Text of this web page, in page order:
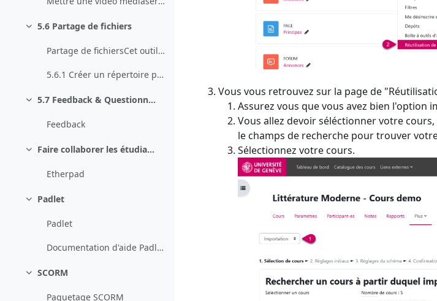
Collapse
5.6 Partage de fichiers
Partage de fichiersCet outil peut être utilisé de ... (copie)
5.6.1 Créer un répertoire partagé
Collapse 5.7 Feedback & Questionnaire
Feedback
Collapse Faire collaborer les étudiant-es entre elles/eux
Etherpad
Collapse
Padlet
Padlet
Documentation d'aide Padlet + intégration à Moodle
Collapse
SCORM
Paquetage SCORM
Vous vous retrouvez sur la page de
Assurez vous que vous avez bien l'option
Vous allez devoir séléctionner votre
le champs de recherche pour trouver
Sélectionnez votre cours.